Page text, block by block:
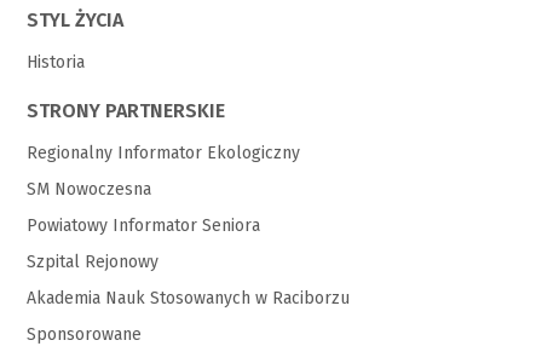
STYL ŻYCIA
Historia
STRONY PARTNERSKIE
Regionalny Informator Ekologiczny
SM Nowoczesna
Powiatowy Informator Seniora
Szpital Rejonowy
Akademia Nauk Stosowanych w Raciborzu
Sponsorowane